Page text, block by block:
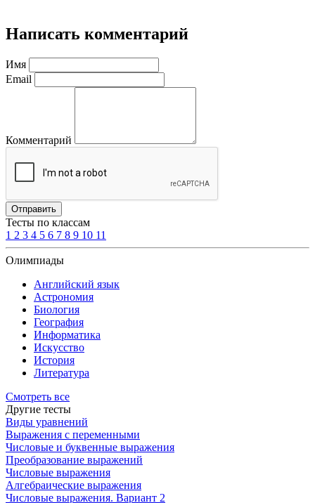
Написать комментарий
Имя
Email
Комментарий
Отправить
Тесты по классам
1 2 3 4 5 6 7 8 9 10 11
Олимпиады
Английский язык
Астрономия
Биология
География
Информатика
Искусство
История
Литература
Смотреть все
Другие тесты
Виды уравнений
Выражения с переменными
Числовые и буквенные выражения
Преобразование выражений
Числовые выражения
Алгебраические выражения
Числовые выражения. Вариант 2